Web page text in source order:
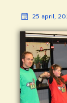
25 april,